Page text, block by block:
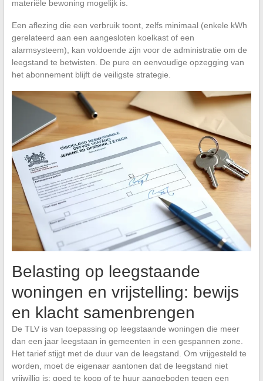
materiële bewoning mogelijk is.
Een aflezing die een verbruik toont, zelfs minimaal (enkele kWh
gerelateerd aan een aangesloten koelkast of een
alarmsysteem), kan voldoende zijn voor de administratie om de
leegstand te betwisten. De pure en eenvoudige opzegging van
het abonnement blijft de veiligste strategie.
Belasting op leegstaande
woningen en vrijstelling: bewijs
en klacht samenbrengen
De TLV is van toepassing op leegstaande woningen die meer
dan een jaar leegstaan in gemeenten in een gespannen zone.
Het tarief stijgt met de duur van de leegstand. Om vrijgesteld te
worden, moet de eigenaar aantonen dat de leegstand niet
vrijwillig is: goed te koop of te huur aangeboden tegen een